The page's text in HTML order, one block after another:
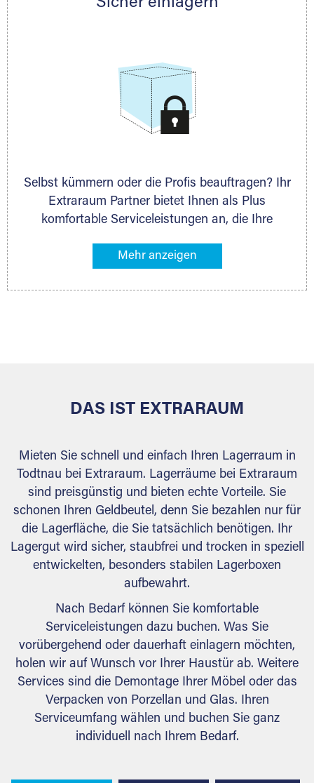
persönlich hinsichtlich Lagervolumen und zu
Selbst kümmern oder die Profis beauftragen? Ihr
Extraraum Partner bietet Ihnen als Plus
komfortable Serviceleistungen an, die Ihre
gehören z. B. Verpackungsservice, Lieferung von
Ihr Lagergut wird bei Ihrem Extraraum Partner
DAS IST EXTRARAUM
Mieten Sie schnell und einfach Ihren Lagerraum in
Todtnau bei Extraraum. Lagerräume bei Extraraum
sind preisgünstig und bieten echte Vorteile. Sie
schonen Ihren Geldbeutel, denn Sie bezahlen nur für
die Lagerfläche, die Sie tatsächlich benötigen. Ihr
Lagergut wird sicher, staubfrei und trocken in speziell
entwickelten, besonders stabilen Lagerboxen
aufbewahrt.
Nach Bedarf können Sie komfortable
Serviceleistungen dazu buchen. Was Sie
vorübergehend oder dauerhaft einlagern möchten,
holen wir auf Wunsch vor Ihrer Haustür ab. Weitere
Services sind die Demontage Ihrer Möbel oder das
Verpacken von Porzellan und Glas. Ihren
Serviceumfang wählen und buchen Sie ganz
individuell nach Ihrem Bedarf.